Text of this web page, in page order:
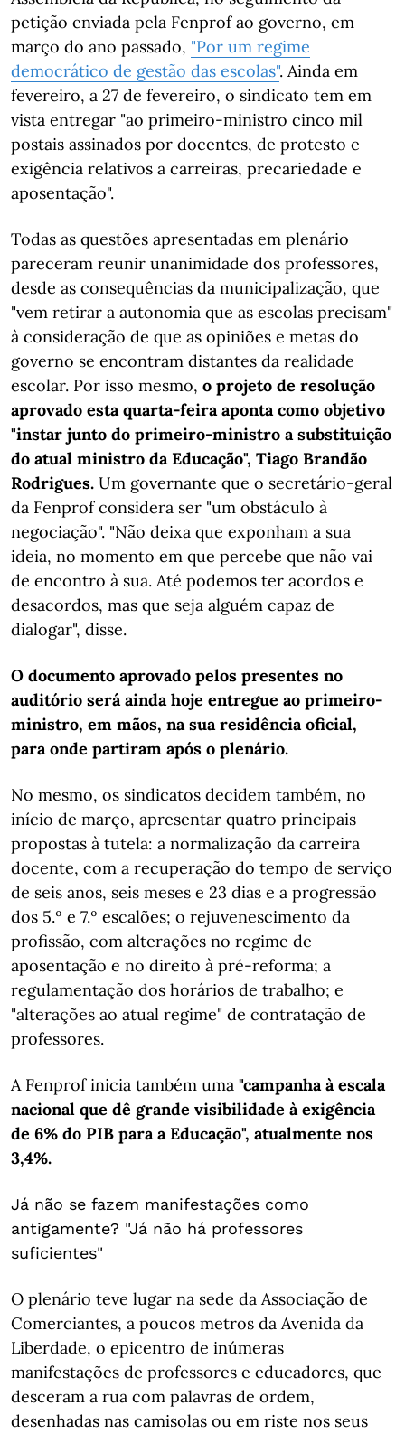
petição enviada pela Fenprof ao governo, em
março do ano passado, "Por um regime
democrático de gestão das escolas". Ainda em
fevereiro, a 27 de fevereiro, o sindicato tem em
vista entregar "ao primeiro-ministro cinco mil
postais assinados por docentes, de protesto e
exigência relativos a carreiras, precariedade e
aposentação".
Todas as questões apresentadas em plenário
pareceram reunir unanimidade dos professores,
desde as consequências da municipalização, que
"vem retirar a autonomia que as escolas precisam"
à consideração de que as opiniões e metas do
governo se encontram distantes da realidade
escolar. Por isso mesmo, o projeto de resolução
aprovado esta quarta-feira aponta como objetivo
"instar junto do primeiro-ministro a substituição
do atual ministro da Educação", Tiago Brandão
Rodrigues. Um governante que o secretário-geral
da Fenprof considera ser "um obstáculo à
negociação". "Não deixa que exponham a sua
ideia, no momento em que percebe que não vai
de encontro à sua. Até podemos ter acordos e
desacordos, mas que seja alguém capaz de
dialogar", disse.
O documento aprovado pelos presentes no
auditório será ainda hoje entregue ao primeiro-
ministro, em mãos, na sua residência oficial,
para onde partiram após o plenário.
No mesmo, os sindicatos decidem também, no
início de março, apresentar quatro principais
propostas à tutela: a normalização da carreira
docente, com a recuperação do tempo de serviço
de seis anos, seis meses e 23 dias e a progressão
dos 5.º e 7.º escalões; o rejuvenescimento da
profissão, com alterações no regime de
aposentação e no direito à pré-reforma; a
regulamentação dos horários de trabalho; e
"alterações ao atual regime" de contratação de
professores.
A Fenprof inicia também uma "campanha à escala
nacional que dê grande visibilidade à exigência
de 6% do PIB para a Educação", atualmente nos
3,4%.
Já não se fazem manifestações como
antigamente? "Já não há professores
suficientes"
O plenário teve lugar na sede da Associação de
Comerciantes, a poucos metros da Avenida da
Liberdade, o epicentro de inúmeras
manifestações de professores e educadores, que
desceram a rua com palavras de ordem,
desenhadas nas camisolas ou em riste nos seus